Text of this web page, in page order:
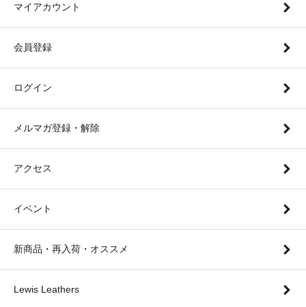
マイアカウント
会員登録
ログイン
メルマガ登録・解除
アクセス
イベント
新商品・再入荷・オススメ
Lewis Leathers